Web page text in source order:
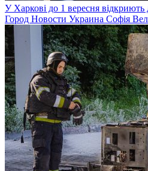
У Харкові до 1 вересня відкриють
Город Новости Украина Софія